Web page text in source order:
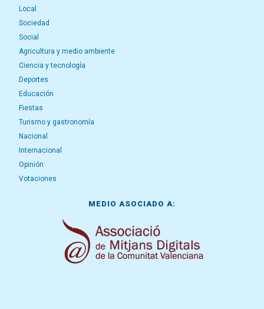
Local
Sociedad
Social
Agricultura y medio ambiente
Ciencia y tecnología
Deportes
Educación
Fiestas
Turismo y gastronomía
Nacional
Internacional
Opinión
Votaciones
MEDIO ASOCIADO A: